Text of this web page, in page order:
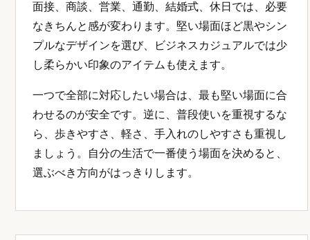
面接、商談、営業、通勤、結婚式、休日では、必要
なきちんと感が変わります。堅い場面ほど黒やシン
プルなデザインを選び、ビジネスカジュアルでは少
し柔らかい印象のアイテムも使えます。
一つで全部に対応したい場合は、最も堅い場面に合
わせるのが安全です。逆に、普段使いを重視するな
ら、歩きやすさ、軽さ、手入れのしやすさも重視し
ましょう。自分の生活で一番使う場面を決めると、
選ぶべき方向がはっきりします。